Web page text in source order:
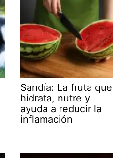
Sandía: La fruta que
hidrata, nutre y
ayuda a reducir la
inflamación